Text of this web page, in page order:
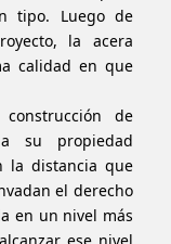
tipo. Luego de
la acera
calidad en que
de
su propiedad
la distancia que
el derecho
en un nivel más